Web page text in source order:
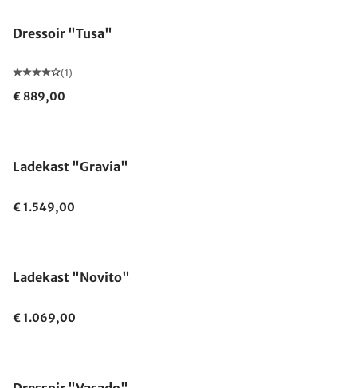
Dressoir "Tusa"
(1)
€ 889,00
Ladekast "Gravia"
€ 1.549,00
Ladekast "Novito"
€ 1.069,00